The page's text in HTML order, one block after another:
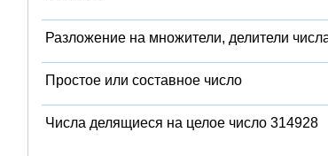
Разложение на множители, делители
Простое или составное число
Числа делящиеся на целое число 314928